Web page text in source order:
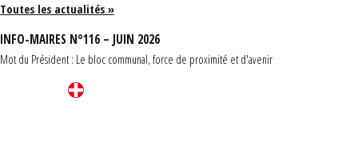
Toutes les actualités »
INFO-MAIRES N°116 – JUIN 2026
Mot du Président : Le bloc communal, force de proximité et d'avenir